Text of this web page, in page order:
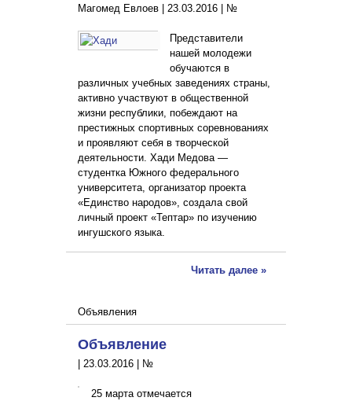
Магомед Евлоев | 23.03.2016 №
Представители
нашей молодежи
обучаются в
различных учебных заведениях страны,
активно участвуют в общественной
жизни республики, побеждают на
престижных спортивных соревнованиях
и проявляют себя в творческой
деятельности. Хади Медова —
студентка Южного федерального
университета, организатор проекта
«Единство народов», создала свой
личный проект «Тептар» по изучению
ингушского языка.
Читать далее »
Объявления
Объявление
23.03.2016 №
25 марта отмечается